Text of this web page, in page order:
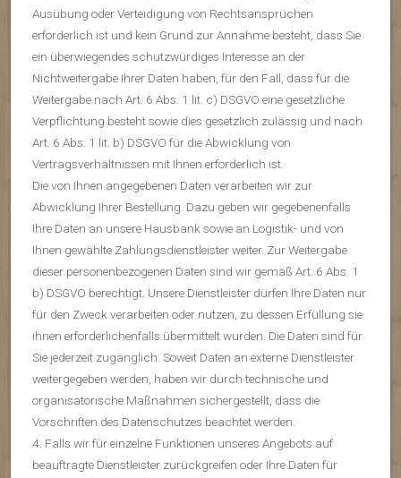
Ausübung oder Verteidigung von Rechtsansprüchen
erforderlich ist und kein Grund zur Annahme besteht, dass Sie
ein überwiegendes schutzwürdiges Interesse an der
Nichtweitergabe Ihrer Daten haben, für den Fall, dass für die
Weitergabe nach Art. 6 Abs. 1 lit. c) DSGVO eine gesetzliche
Verpflichtung besteht sowie dies gesetzlich zulässig und nach
Art. 6 Abs. 1 lit. b) DSGVO für die Abwicklung von
Vertragsverhältnissen mit Ihnen erforderlich ist.
Die von Ihnen angegebenen Daten verarbeiten wir zur
Abwicklung Ihrer Bestellung. Dazu geben wir gegebenenfalls
Ihre Daten an unsere Hausbank sowie an Logistik- und von
Ihnen gewählte Zahlungsdienstleister weiter. Zur Weitergabe
dieser personenbezogenen Daten sind wir gemäß Art. 6 Abs. 1
b) DSGVO berechtigt. Unsere Dienstleister dürfen Ihre Daten nur
für den Zweck verarbeiten oder nutzen, zu dessen Erfüllung sie
ihnen erforderlichenfalls übermittelt wurden. Die Daten sind für
Sie jederzeit zugänglich. Soweit Daten an externe Dienstleister
weitergegeben werden, haben wir durch technische und
organisatorische Maßnahmen sichergestellt, dass die
Vorschriften des Datenschutzes beachtet werden.
4. Falls wir für einzelne Funktionen unseres Angebots auf
beauftragte Dienstleister zurückgreifen oder Ihre Daten für